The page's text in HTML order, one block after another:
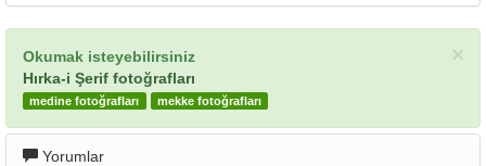
×
Okumak isteyebilirsiniz
Hırka-i Şerif fotoğrafları
medine fotoğrafları mekke fotoğrafları
Yorumlar